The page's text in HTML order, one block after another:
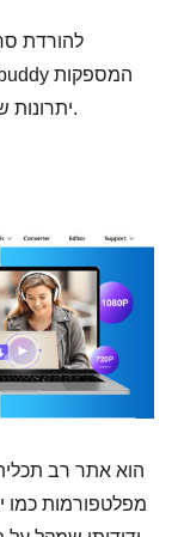
יתרונות שונים להורדת סרטונים או סרטים באינטרנט.
מפלטפורמות כמו